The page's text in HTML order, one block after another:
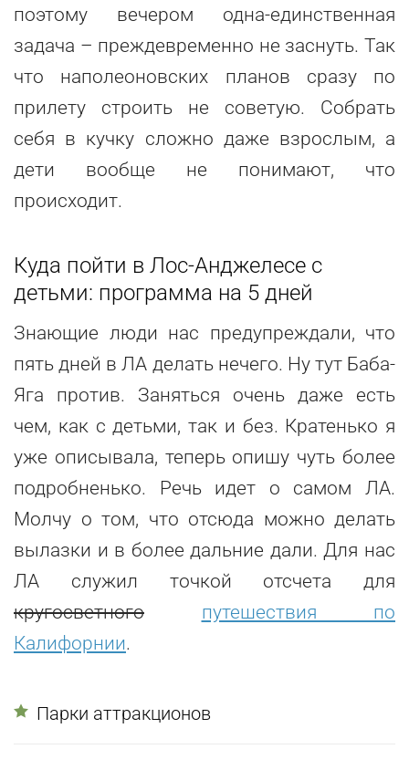
поэтому вечером одна-единственная
задача – преждевременно не заснуть. Так
что наполеоновских планов сразу по
прилету строить не советую. Собрать
себя в кучку сложно даже взрослым, а
дети вообще не понимают, что
происходит.
Куда пойти в Лос-Анджелесе с
детьми: программа на 5 дней
Знающие люди нас предупреждали, что
пять дней в ЛА делать нечего. Ну тут Баба-
Яга против. Заняться очень даже есть
чем, как с детьми, так и без. Кратенько я
уже описывала, теперь опишу чуть более
подробненько. Речь идет о самом ЛА.
Молчу о том, что отсюда можно делать
вылазки и в более дальние дали. Для нас
ЛА служил точкой отсчета для
кругосветного
путешествия по
Калифорнии.
Парки аттракционов